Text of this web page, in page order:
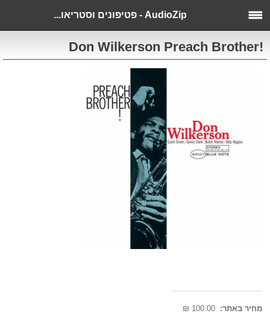
AudioZip - פטיפונים וסטריאו...
!Don Wilkerson Preach Brother
--------------------------------------
מחיר באתר: